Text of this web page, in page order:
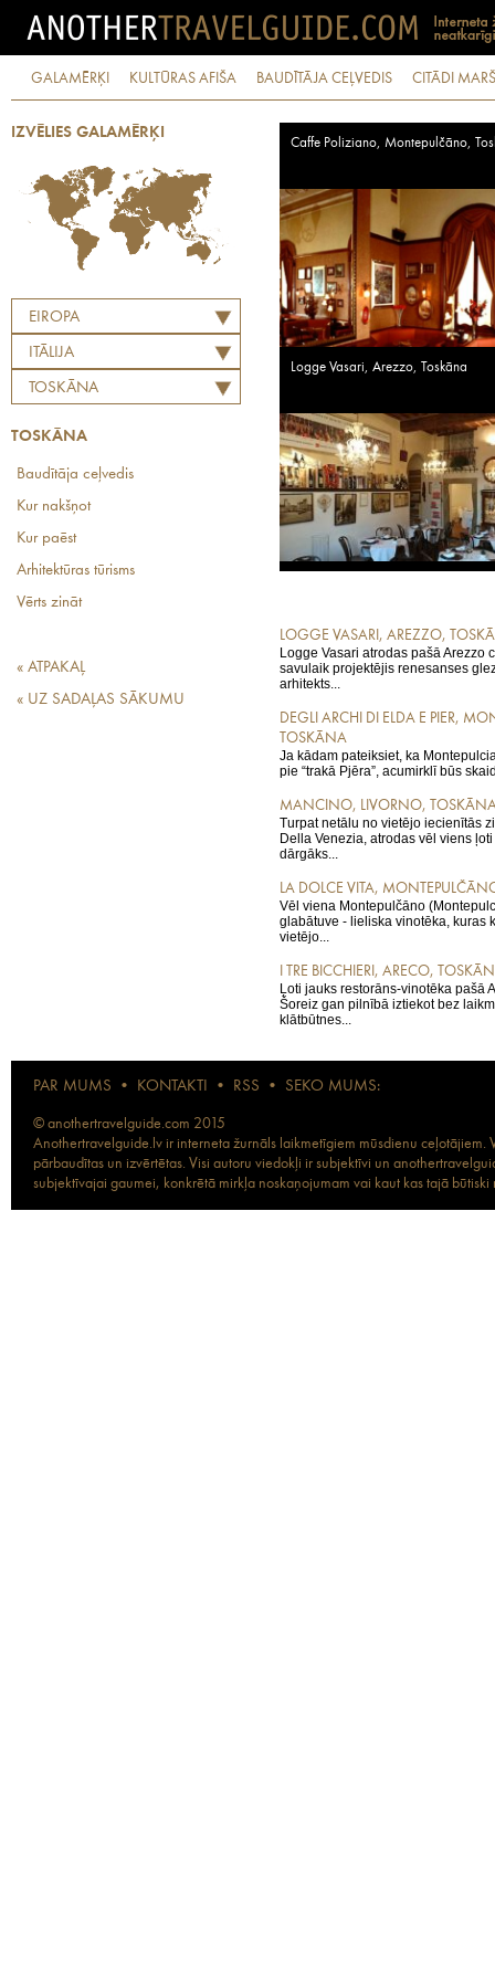
GALAMĒRĶI KULTŪRAS AFIŠA BAUDĪTĀJA CEĻVEDIS CITĀDI
IZVĒLIES GALAMĒRĶI
EIROPA
ITĀLIJA
TOSKĀNA
TOSKĀNA
Baudītāja ceļvedis
Kur nakšņot
Kur paēst
Arhitektūras tūrisms
Vērts zināt
« ATPAKAĻ
« UZ SADAĻAS SĀKUMU
Caffe Poliziano, Montepulčāno,
Logge Vasari, Arezzo, Toskāna
LOGGE VASARI, AREZZO,
Logge Vasari atrodas pašā Arezzo
savulaik projektējis renesanses
arhitekts...
DEGLI ARCHI DI ELDA E PIER,
TOSKĀNA
Ja kādam pateiksiet, ka
pie “trakā Pjēra”, acumirklī būs
MANCINO, LIVORNO,
Turpat netālu no vietējo iecienītās
Della Venezia, atrodas vēl viens
dārgāks...
LA DOLCE VITA,
Vēl viena Montepulčāno
glabātuve - lieliska vinotēka, kuras
vietējo...
I TRE BICCHIERI, ARECO,
Ļoti jauks restorāns-vinotēka pašā
Šoreiz gan pilnībā iztiekot bez
klātbūtnes...
PAR MUMS • KONTAKTI • RSS • SEKO MUMS:
© anothertravelguide.com 2015
Anothertravelguide.lv ir interneta žurnāls laikmetīgiem mūsdienu
pārbaudītas un izvērtētas. Visi autoru viedokļi ir subjektīvi un
subjektīvajai gaumei, konkrētā mirkļa noskaņojumam vai kaut kas tajā